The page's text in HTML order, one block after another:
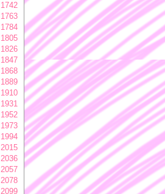
1742
1763
1784
1805
1826
1847
1868
1889
1910
1931
1952
1973
1994
2015
2036
2057
2078
2099